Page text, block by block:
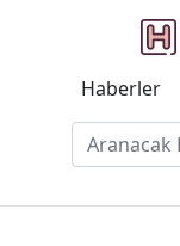
Haberler